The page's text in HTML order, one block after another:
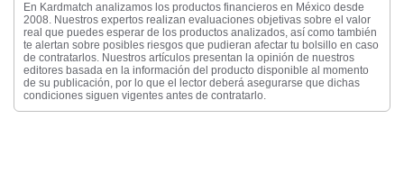
En Kardmatch analizamos los productos financieros en México desde
2008. Nuestros expertos realizan evaluaciones objetivas sobre el valor
real que puedes esperar de los productos analizados, así como también
te alertan sobre posibles riesgos que pudieran afectar tu bolsillo en caso
de contratarlos. Nuestros artículos presentan la opinión de nuestros
editores basada en la información del producto disponible al momento
de su publicación, por lo que el lector deberá asegurarse que dichas
condiciones siguen vigentes antes de contratarlo.